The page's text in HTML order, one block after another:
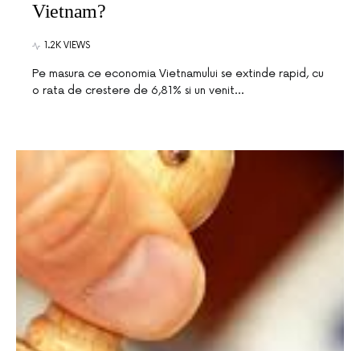
Vietnam?
1.2K VIEWS
Pe masura ce economia Vietnamului se extinde rapid, cu
o rata de crestere de 6,81% si un venit…